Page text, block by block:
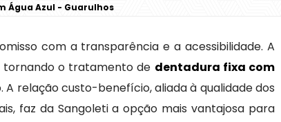
Água Azul - Guarulhos
com a transparência e a acessibilidade. A
tornando o tratamento de dentadura fixa com
relação custo-benefício, aliada à qualidade dos
faz da Sangoleti a opção mais vantajosa para